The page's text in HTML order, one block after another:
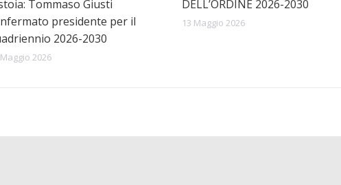
Tommaso Giusti
presidente per il
2026-2030
2026
DELL’ORDINE 2026-2030
13 Maggio 2026